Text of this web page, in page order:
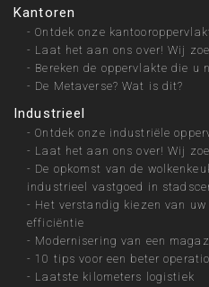
Kantoren
-Ontdek onze
- Laat het aan ons over! Wij
- Bereken de oppervlakte die u
- De Metaverse? Wat is dit?
Industrieel
-Ontdek onze industriële
- Laat het aan ons over! Wij
- De opkomst van de
industrieel vastgoed in
- Het verstandig kiezen van
efficiëntie
- Modernisering van een
- 10 tips voor een beter
- Laatste kilometers logistiek